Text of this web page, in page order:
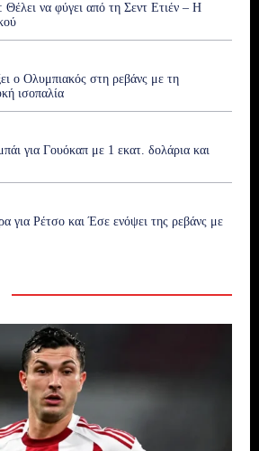
Θέλει να φύγει από τη Σεντ Ετιέν – Η
ο Ολυμπιακός στη ρεβάνς με τη
ισοπαλία
για Γουόκαπ με 1 εκατ. δολάρια και
για Ρέτσο και Έσε ενόψει της ρεβάνς με